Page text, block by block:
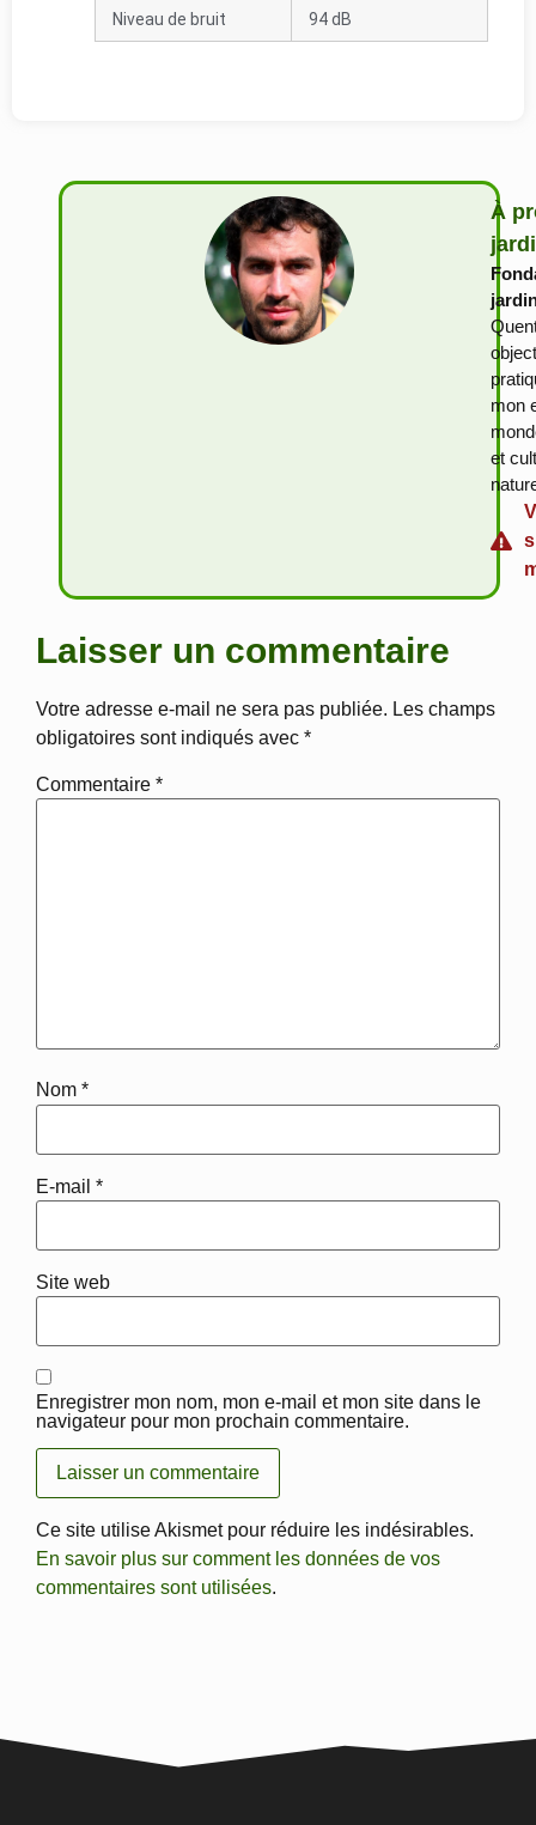
Niveau de bruit 94 dB
À
mon
et
Laisser un commentaire
Votre adresse e-mail ne sera pas publiée. Les champs
obligatoires sont indiqués avec *
Commentaire *
Nom *
E-mail *
Site web
Enregistrer mon nom, mon e-mail et mon site dans le
navigateur pour mon prochain commentaire.
Ce site utilise Akismet pour réduire les indésirables.
En savoir plus sur comment les données de vos
commentaires sont utilisées.